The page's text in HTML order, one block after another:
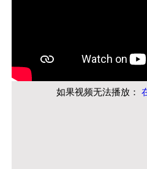
如果视频无法播放：